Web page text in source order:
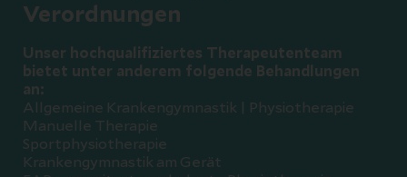
Verordnungen
Unser hochqualifiziertes Therapeutenteam
bietet unter anderem folgende Behandlungen
an:
Allgemeine Krankengymnastik | Physiotherapie
Manuelle Therapie
Sportphysiotherapie
Krankengymnastik am Gerät